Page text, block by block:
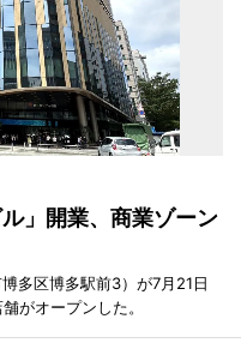
」開業、商業ゾーン
多区博多駅前3）が7月21日
がオープンした。